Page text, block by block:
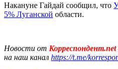
Накануне Гайдай сообщил, что
5% Луганской области.
Новости от Корреспондент.net
на наш канал https://t.me/